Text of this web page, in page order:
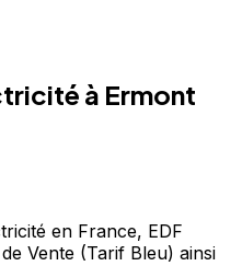
à Ermont
en France, EDF
Vente (Tarif Bleu) ainsi